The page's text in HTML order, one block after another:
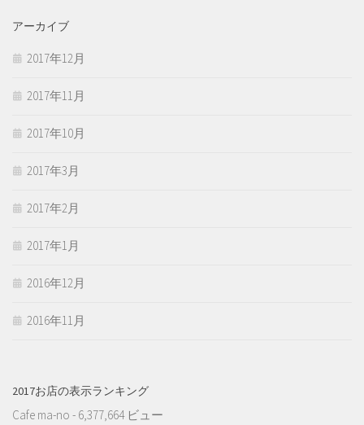
アーカイブ
2017年12月
2017年11月
2017年10月
2017年3月
2017年2月
2017年1月
2016年12月
2016年11月
2017お店の表示ランキング
Cafe ma-no - 6,377,664 ビュー